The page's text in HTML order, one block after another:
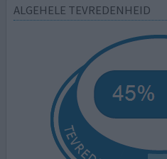
ALGEHELE TEVREDENHEID